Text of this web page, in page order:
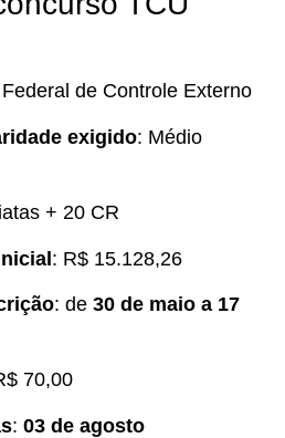
de Controle Externo
exigido: Médio
+ 20 CR
: R$ 15.128,26
: de30 de maio a 17
70,00
:03 de agosto